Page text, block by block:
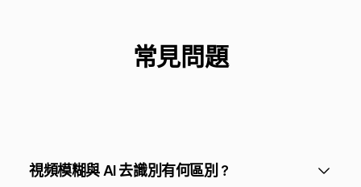
常見問題
視頻模糊與 AI 去識別有何區別？